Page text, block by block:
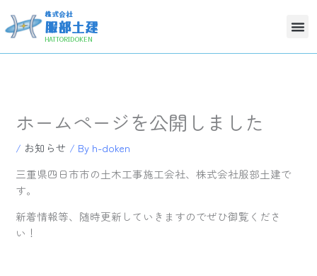
容
ス
株式会社
服部土建
HATTORIDOKEN
ホームページを公開しました
/ お知らせ / By h-doken
三重県四日市市の土木工事施工会社、株式会社服部土建で
す。
新着情報等、随時更新していきますのでぜひ御覧くださ
い！